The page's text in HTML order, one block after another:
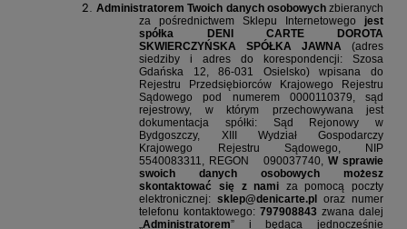
Administratorem Twoich danych osobowychzbieranych
za pośrednictwem Sklepu Internetowego jest
spółka DENI CARTE DOROTA
SKWIERCZYŃSKA SPÓŁKA JAWNA (adres
siedziby i adres do korespondencji: Szosa
Gdańska 12, 86-031 Osielsko) wpisana do
Rejestru Przedsiębiorców Krajowego Rejestru
Sądowego pod numerem 0000110379, sąd
rejestrowy, w którym przechowywana jest
dokumentacja spółki: Sąd Rejonowy w
Bydgoszczy, XIII Wydział Gospodarczy
Krajowego Rejestru Sądowego, NIP
5540083311, REGON
090037740, W sprawie
swoich danych osobowych możesz
skontaktować się z nami za pomocą poczty
elektronicznej: sklep@denicarte.pl oraz numer
telefonu kontaktowego:797908843 zwana dalej
„Administratorem” i będąca jednocześnie